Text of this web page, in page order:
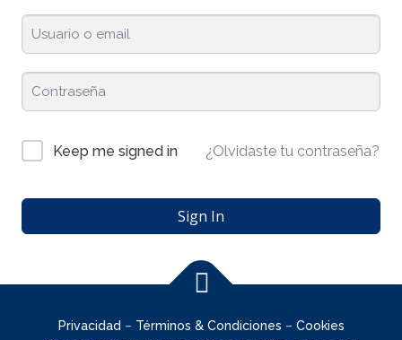
Keep me signed in ¿Olvidaste tu contraseña?
Sign In
Privacidad – Términos & Condiciones – Cookies